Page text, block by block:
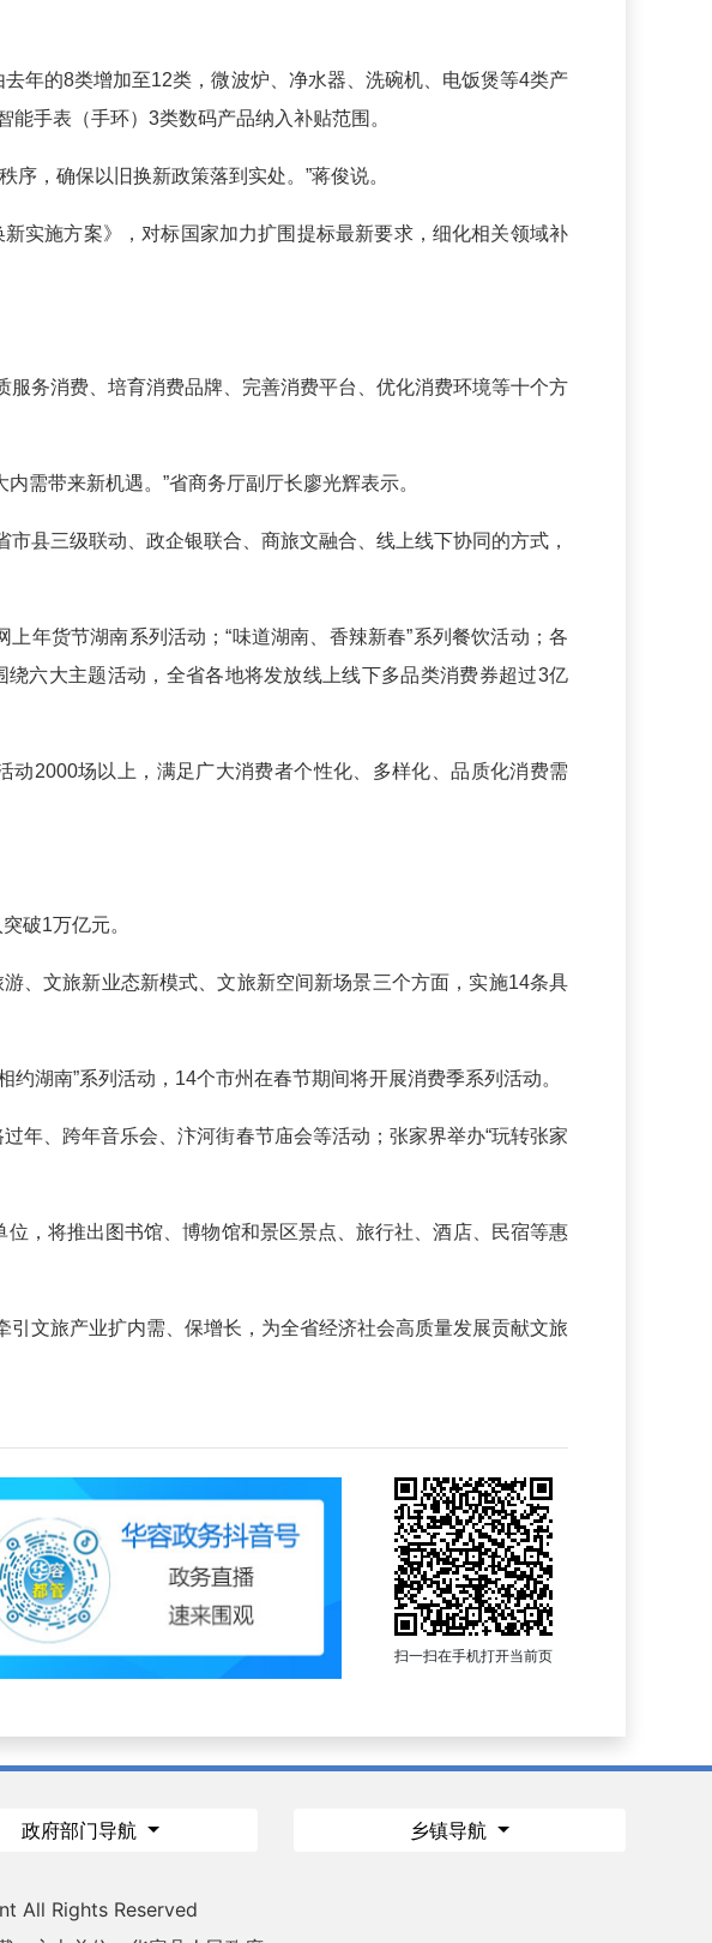
年的8类增加至12类，微波炉、净水器、洗碗机、电饭煲等4类产
手表（手环）3类数码产品纳入补贴范围。
，确保以旧换新政策落到实处。”蒋俊说。
施方案》，对标国家加力扩围提标最新要求，细化相关领域补
务消费、培育消费品牌、完善消费平台、优化消费环境等十个方
带来新机遇。”省商务厅副厅长廖光辉表示。
三级联动、政企银联合、商旅文融合、线上线下协同的方式，
年货节湖南系列活动；“味道湖南、香辣新春”系列餐饮活动；各
六大主题活动，全省各地将发放线上线下多品类消费券超过3亿
2000场以上，满足广大消费者个性化、多样化、品质化消费需
破1万亿元。
文旅新业态新模式、文旅新空间新场景三个方面，实施14条具
湖南”系列活动，14个市州在春节期间将开展消费季系列活动。
年、跨年音乐会、汴河街春节庙会等活动；张家界举办“玩转张家
，将推出图书馆、博物馆和景区景点、旅行社、酒店、民宿等惠
文旅产业扩内需、保增长，为全省经济社会高质量发展贡献文旅
扫一扫在手机打开当前页
政府部门导航 乡镇导航
All Rights Reserved